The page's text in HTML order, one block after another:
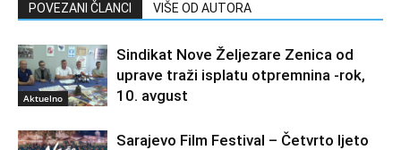
POVEZANI ČLANCI VIŠE OD AUTORA
Aktuelno
Sindikat Nove Željezare Zenica od
uprave traži isplatu otpremnina -rok,
10. avgust
Sarajevo Film Festival – Četvrto ljeto